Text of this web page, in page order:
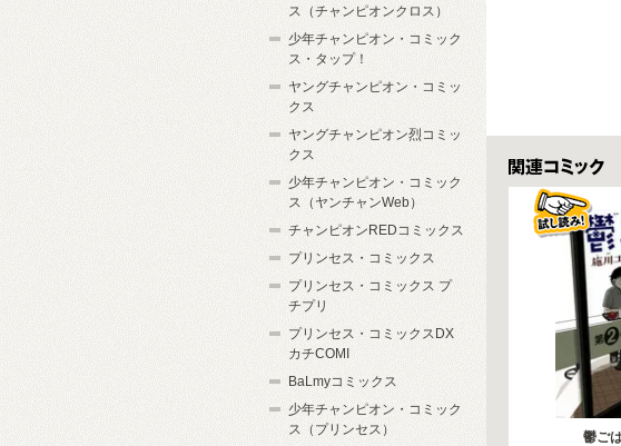
関連コミックス
鬱ご
ス（チャンピオンクロス）
少年チャンピオン・コミック
ス・タップ！
ヤングチャンピオン・コミッ
クス
ヤングチャンピオン烈コミッ
クス
少年チャンピオン・コミック
ス（ヤンチャンWeb）
チャンピオンREDコミックス
プリンセス・コミックス
プリンセス・コミックス プ
チプリ
プリンセス・コミックスDX
カチCOMI
BaLmyコミックス
少年チャンピオン・コミック
ス（プリンセス）